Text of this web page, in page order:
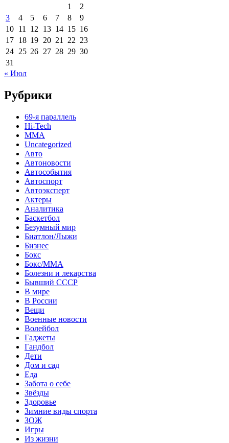
1
2
3
4 5 6 7 8
9
10 11 12 13 14 15 16
17 18 19 20 21 22 23
24 25 26 27 28 29 30
31
« Июл
Рубрики
69-я параллель
Hi-Tech
MMA
Uncategorized
Авто
Автоновости
Автособытия
Автоспорт
Автоэксперт
Актеры
Аналитика
Баскетбол
Безумный мир
Биатлон/Лыжи
Бизнес
Бокс
Бокс/MMA
Болезни и лекарства
Бывший СССР
В мире
В России
Вещи
Военные новости
Волейбол
Гаджеты
Гандбол
Дети
Дом и сад
Еда
Забота о себе
Звёзды
Здоровье
Зимние виды спорта
ЗОЖ
Игры
Из жизни